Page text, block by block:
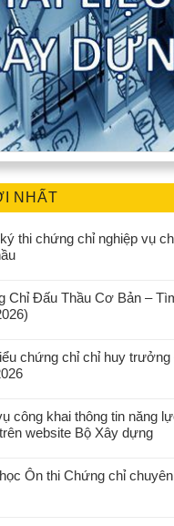
NHẤT
thi chứng chỉ nghiệp vụ
Chỉ Đấu Thầu Cơ Bản –
chứng chỉ chỉ huy trưởng
công khai thông tin năng
website Bộ Xây dựng
Ôn thi Chứng chỉ